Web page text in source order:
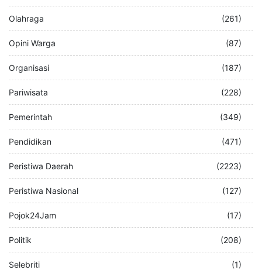
Olahraga (261)
Opini Warga (87)
Organisasi (187)
Pariwisata (228)
Pemerintah (349)
Pendidikan (471)
Peristiwa Daerah (2223)
Peristiwa Nasional (127)
Pojok24Jam (17)
Politik (208)
Selebriti (1)